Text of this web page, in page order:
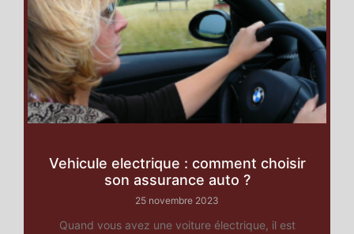
Vehicule electrique : comment choisir
son assurance auto ?
25 novembre 2023
Quand vous avez une voiture électrique, il est